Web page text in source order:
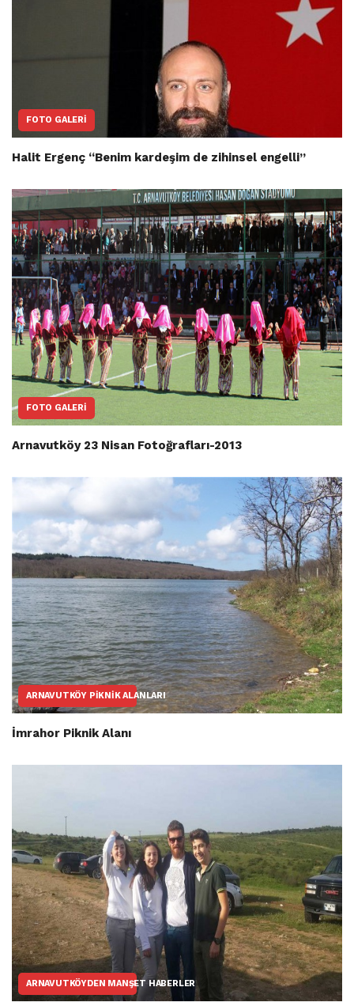
FOTO GALERI
Halit Ergenç “Benim kardeşim de zihinsel engelli”
FOTO GALERI
Arnavutköy 23 Nisan Fotoğrafları-2013
ARNAVUTKÖY PIKNIK ALANLARI
İmrahor Piknik Alanı
ARNAVUTKÖYDEN MANŞET HABERLER